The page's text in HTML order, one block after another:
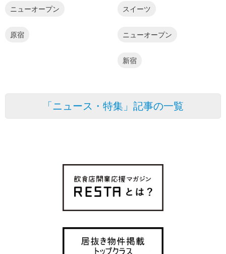
ニューオープン
原宿
スイーツ
ニューオープン
新宿
「ニュース・特集」記事の一覧